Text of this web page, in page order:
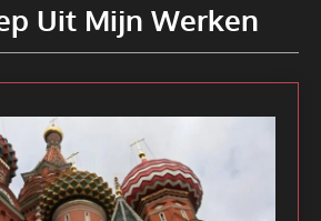
Uit Mijn Werken